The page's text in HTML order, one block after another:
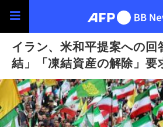
イラン、米和平提案への回
結」「凍結資産の解除」要